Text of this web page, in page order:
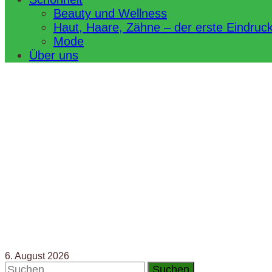
Beauty und Wellness
Haut, Haare, Zähne – der erste
Mode
Über uns
6. August 2026
Suchen